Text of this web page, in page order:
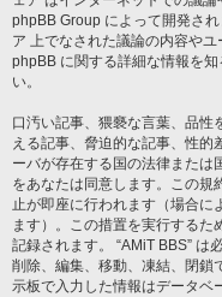
phpBB Group によって開発さ
ア 上でなされた議論の内容やユ
phpBB に関する詳細な情報を知
い。
口汚い記事、猥褻な言葉、品性
える記事、脅迫的な記事、性的
ーバが存在する国の法律または
をあなたは同意します。この規
止が即座に行われます（場合に
ます）。この措置を実行するた
記録されます。 “AMiT BBS” は
削除、編集、移動、凍結、閉鎖
示板で入力した情報はデータベ